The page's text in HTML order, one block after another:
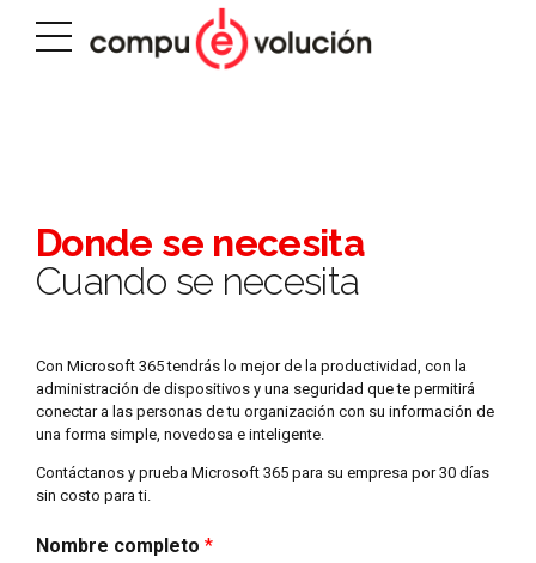
Donde se necesita
Cuando se necesita
Con Microsoft 365 tendrás lo mejor de la productividad, con la
administración de dispositivos y una seguridad que te permitirá
conectar a las personas de tu organización con su información de
una forma simple, novedosa e inteligente.
Contáctanos y prueba Microsoft 365 para su empresa por 30 días
sin costo para ti.
Nombre completo *